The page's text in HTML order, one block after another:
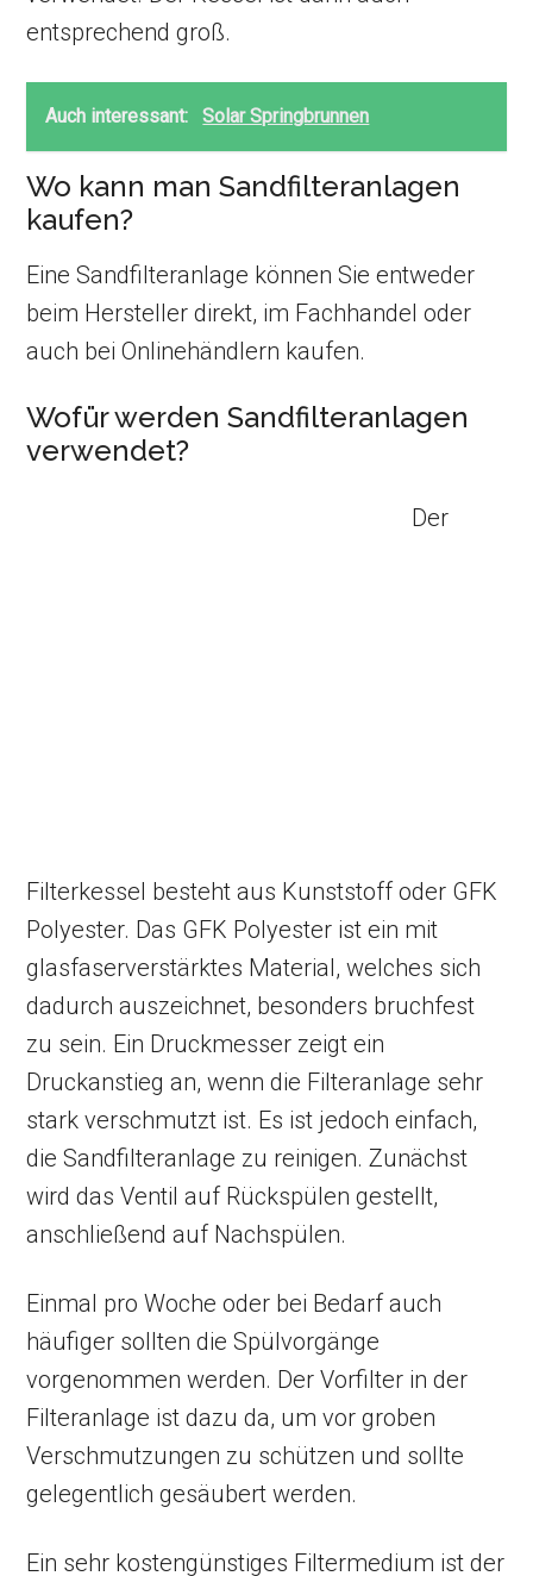
entsprechend groß.
Auch interessant: Solar Springbrunnen
Wo kann man Sandfilteranlagen
kaufen?
Eine Sandfilteranlage können Sie entweder
beim Hersteller direkt, im Fachhandel oder
auch bei Onlinehändlern kaufen.
Wofür werden Sandfilteranlagen
verwendet?
Der
Filterkessel besteht aus Kunststoff oder GFK
Polyester. Das GFK Polyester ist ein mit
glasfaserverstärktes Material, welches sich
dadurch auszeichnet, besonders bruchfest
zu sein. Ein Druckmesser zeigt ein
Druckanstieg an, wenn die Filteranlage sehr
stark verschmutzt ist. Es ist jedoch einfach,
die Sandfilteranlage zu reinigen. Zunächst
wird das Ventil auf Rückspülen gestellt,
anschließend auf Nachspülen.
Einmal pro Woche oder bei Bedarf auch
häufiger sollten die Spülvorgänge
vorgenommen werden. Der Vorfilter in der
Filteranlage ist dazu da, um vor groben
Verschmutzungen zu schützen und sollte
gelegentlich gesäubert werden.
Ein sehr kostengünstiges Filtermedium ist der